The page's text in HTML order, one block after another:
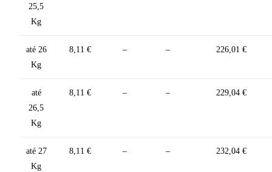
25,5
Kg
até 26
Kg
8,11 € – – 226,01 €
até
26,5
Kg
8,11 € – – 229,04 €
até 27
Kg
8,11 € – – 232,04 €